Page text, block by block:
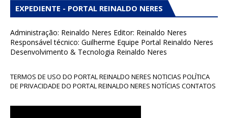
EXPEDIENTE - PORTAL REINALDO NERES
Administração: Reinaldo Neres Editor: Reinaldo Neres
Responsável técnico: Guilherme Equipe Portal Reinaldo Neres
Desenvolvimento & Tecnologia Reinaldo Neres
TERMOS DE USO DO PORTAL REINALDO NERES NOTICIAS POLÍTICA
DE PRIVACIDADE DO PORTAL REINALDO NERES NOTÍCIAS CONTATOS